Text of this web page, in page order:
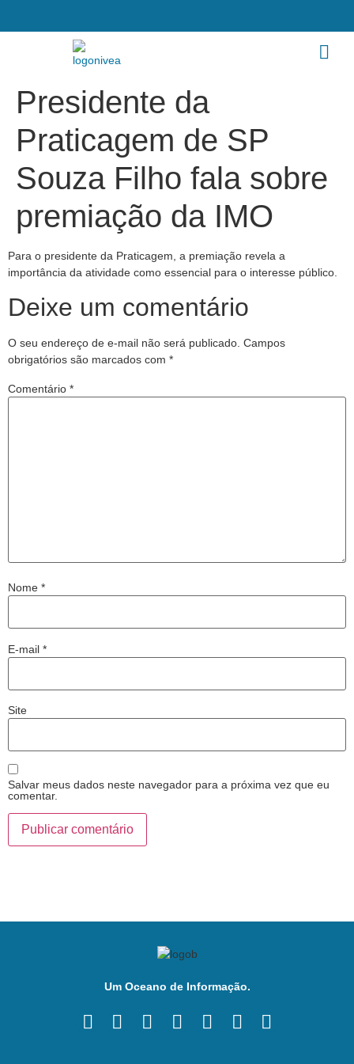
Presidente da
Praticagem de SP
Souza Filho fala sobre
premiação da IMO
Para o presidente da Praticagem, a premiação revela a
importância da atividade como essencial para o interesse público.
Deixe um comentário
O seu endereço de e-mail não será publicado. Campos
obrigatórios são marcados com *
Comentário *
Nome *
E-mail *
Site
Salvar meus dados neste navegador para a próxima vez que eu
comentar.
Um Oceano de Informação.